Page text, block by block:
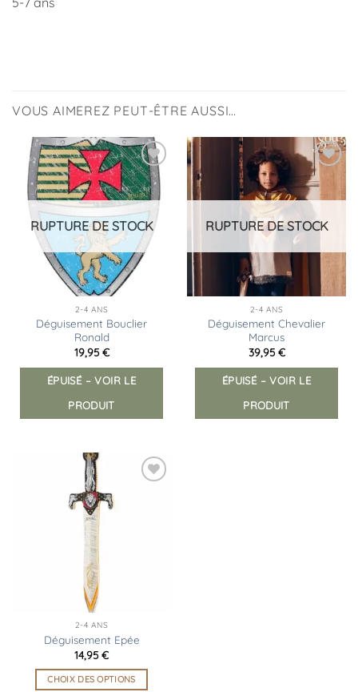
VOUS AIMEREZ PEUT-ÊTRE AUSSI…
Ajouter
à la
liste
d’envies
RUPTURE DE STOCK
2-4 ANS
Déguisement Bouclier
Ronald
19,95€
ÉPUISÉ – VOIR LE
PRODUIT
Ajouter
à la
liste
RUPTURE DE STOCK
2-4 ANS
Déguisement Chevalier
Marcus
39,95€
ÉPUISÉ – VOIR LE
PRODUIT
2-4 ANS
Déguisement Epée
14,95€
CHOIX DES OPTIONS